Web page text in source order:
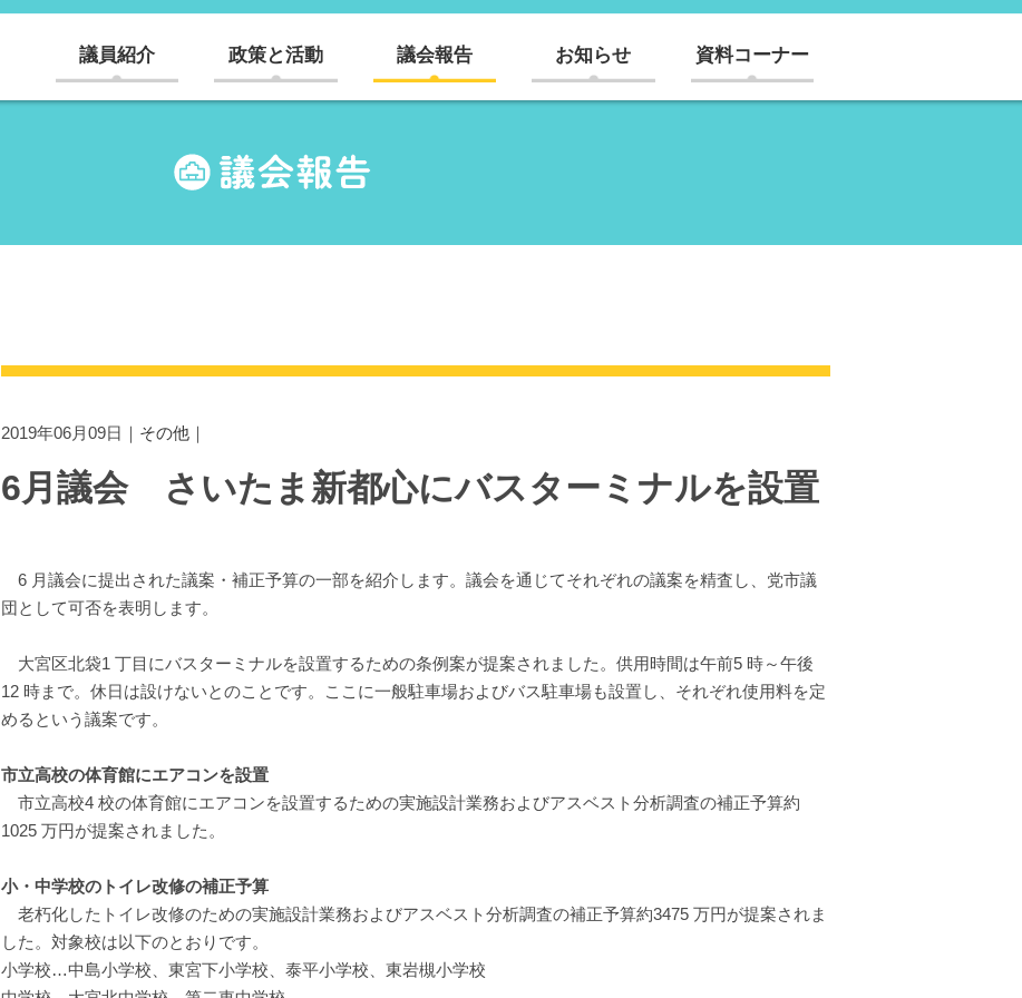
議員紹介 政策と活動 議会報告 お知らせ 資料コーナー
2019年06月09日｜ その他 ｜
6月議会 さいたま新都心にバスターミナルを設置
6 月議会に提出された議案・補正予算の一部を紹介します。議会を通じてそれぞれの議案を精査し、党市議
団として可否を表明します。
大宮区北袋1 丁目にバスターミナルを設置するための条例案が提案されました。供用時間は午前5 時～午後
12 時まで。休日は設けないとのことです。ここに一般駐車場およびバス駐車場も設置し、それぞれ使用料を定
めるという議案です。
市立高校の体育館にエアコンを設置
市立高校4 校の体育館にエアコンを設置するための実施設計業務およびアスベスト分析調査の補正予算約
1025 万円が提案されました。
小・中学校のトイレ改修の補正予算
老朽化したトイレ改修のための実施設計業務およびアスベスト分析調査の補正予算約3475 万円が提案されま
した。対象校は以下のとおりです。
小学校…中島小学校、東宮下小学校、泰平小学校、東岩槻小学校